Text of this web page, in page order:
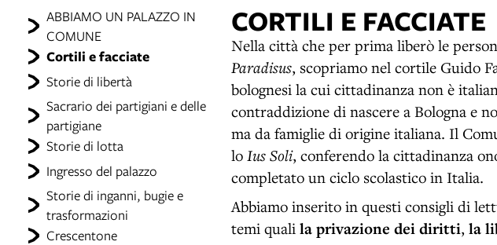
ABBIAMO UN PALAZZO IN
COMUNE
Cortili e facciate
Storie di libertà
Sacrario dei partigiani e delle
partigiane
Storie di lotta
Ingresso del palazzo
Storie di inganni, bugie e
trasformazioni
Crescentone
CORTILI E FACCIATE
Nella città che per prima liberò le
Paradisus, scopriamo nel cortile Guido
bolognesi la cui cittadinanza non è
contraddizione di nascere a Bologna e
ma da famiglie di origine italiana. Il
lo Ius Soli, conferendo la cittadinanza
completato un ciclo scolastico in Italia.
Abbiamo inserito in questi consigli di
temi quali la privazione dei diritti, la